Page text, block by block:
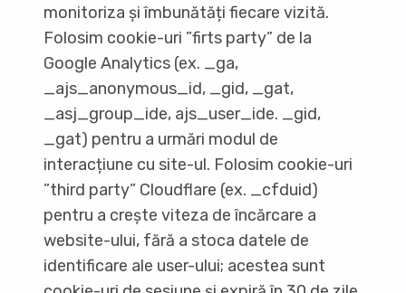
monitoriza și îmbunătăți fiecare vizită.
Folosim cookie-uri ”firts party” de la
Google Analytics (ex. _ga,
_ajs_anonymous_id, _gid, _gat,
_asj_group_ide, ajs_user_ide. _gid,
_gat) pentru a urmări modul de
interacțiune cu site-ul. Folosim cookie-uri
”third party” Cloudflare (ex. _cfduid)
pentru a crește viteza de încărcare a
website-ului, fără a stoca datele de
identificare ale user-ului; acestea sunt